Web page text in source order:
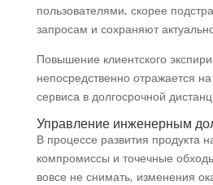
пользователями, скорее
запросам и сохраняют
Повышение клиентского
непосредственно отражается на
сервиса в долгосрочной
Управление инженерным
В процессе развития продукта
компромиссы и точечные
вовсе не снимать, изменения